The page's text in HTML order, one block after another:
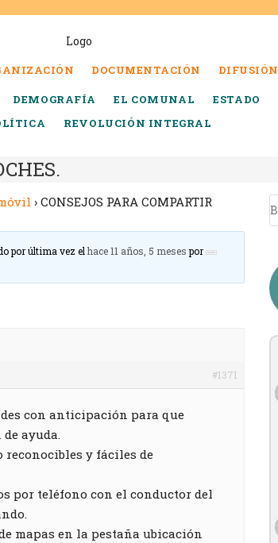
DOCUMENTACIÓN DIFUSIÓN
DEMOGRAFÍA EL COMUNAL
ESTADO
REVOLUCIÓN INTEGRAL
› CONSEJOS PARA COMPARTIR
por última vez el hace 11 años, 5 mesespor
#1371
con anticipación para que
ayuda.
reconocibles y fáciles de
por teléfono con el conductor del
mapas en la pestaña ubicación